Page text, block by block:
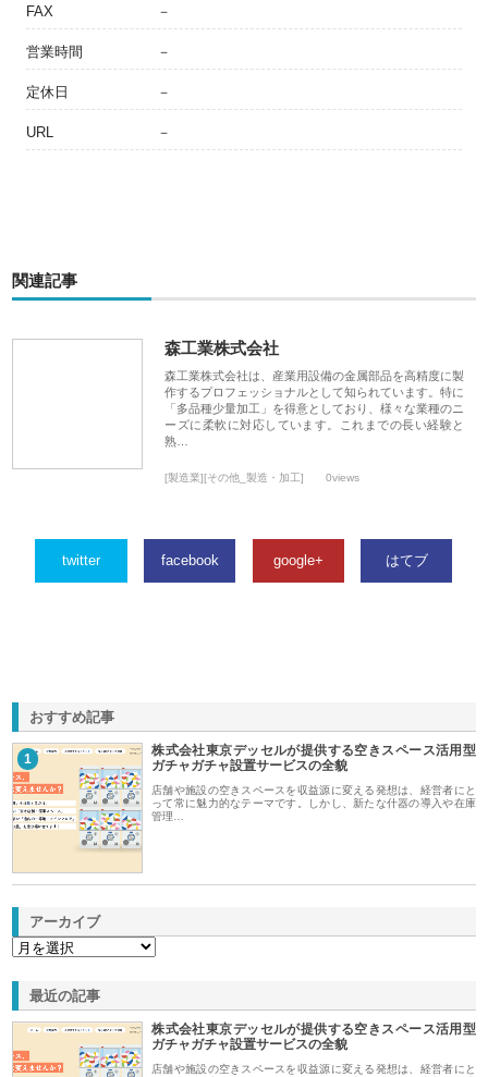
FAX －
営業時間 －
定休日 －
URL －
関連記事
森工業株式会社
森工業株式会社は、産業用設備の金属部品を高精度に製
作するプロフェッショナルとして知られています。特に
「多品種少量加工」を得意としており、様々な業種のニ
ーズに柔軟に対応しています。これまでの長い経験と
熟…
[製造業][その他_製造・加工] 0views
twitter facebook google+ はてブ
おすすめ記事
1
株式会社東京デッセルが提供する空きスペース活用型
ガチャガチャ設置サービスの全貌
店舗や施設の空きスペースを収益源に変える発想は、経営者にと
って常に魅力的なテーマです。しかし、新たな什器の導入や在庫
管理…
アーカイブ
最近の記事
株式会社東京デッセルが提供する空きスペース活用型
ガチャガチャ設置サービスの全貌
店舗や施設の空きスペースを収益源に変える発想は、経営者にと